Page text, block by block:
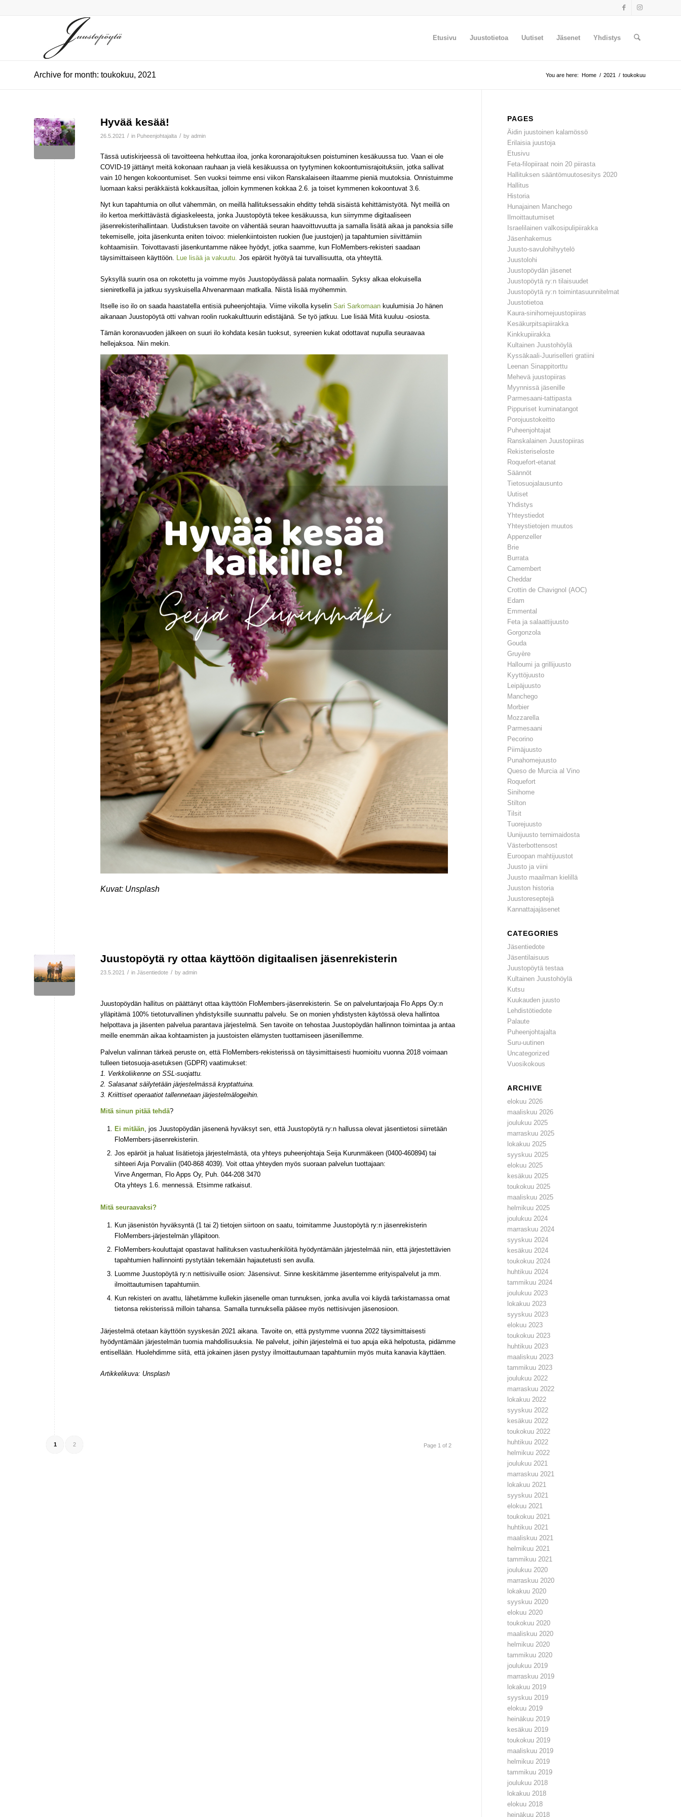
Etusivu Juustotietoa Uutiset Jäsenet Yhdistys
Archive for month: toukokuu, 2021 You are here: Home / 2021 / toukokuu
Hyvää kesää!
26.5.2021 / in Puheenjohtajalta / by admin
Tässä uutiskirjeessä oli tavoitteena hehkuttaa iloa, jonka koronarajoituksen poistuminen kesäkuussa tuo. Vaan ei ole
COVID-19 jättänyt meitä kokonaan rauhaan ja vielä kesäkuussa on tyytyminen kokoontumisrajoituksiin, jotka sallivat
vain 10 hengen kokoontumiset. Sen vuoksi teimme ensi viikon Ranskalaiseen iltaamme pieniä muutoksia. Onnistuimme
luomaan kaksi peräkkäistä kokkausiltaa, jolloin kymmenen kokkaa 2.6. ja toiset kymmenen kokoontuvat 3.6.
Nyt kun tapahtumia on ollut vähemmän, on meillä hallituksessakin ehditty tehdä sisäistä kehittämistyötä. Nyt meillä on
ilo kertoa merkittävästä digiaskeleesta, jonka Juustopöytä tekee kesäkuussa, kun siirrymme digitaaliseen
jäsenrekisterihallintaan. Uudistuksen tavoite on vähentää seuran haavoittuvuutta ja samalla lisätä aikaa ja panoksia sille
tekemiselle, joita jäsenkunta eniten toivoo: mielenkiintoisten ruokien (lue juustojen) ja tapahtumien siivittämiin
kohtaamisiin. Toivottavasti jäsenkuntamme näkee hyödyt, jotka saamme, kun FloMembers-rekisteri saadaan
täysimittaiseen käyttöön. Lue lisää ja vakuutu. Jos epäröit hyötyä tai turvallisuutta, ota yhteyttä.
Syksyllä suurin osa on rokotettu ja voimme myös Juustopöydässä palata normaaliin. Syksy alkaa elokuisella
sieniretkellä ja jatkuu syyskuisella Ahvenanmaan matkalla. Niistä lisää myöhemmin.
Itselle iso ilo on saada haastatella entisiä puheenjohtajia. Viime viikolla kyselin Sari Sarkomaan kuulumisia Jo hänen
aikanaan Juustopöytä otti vahvan roolin ruokakulttuurin edistäjänä. Se työ jatkuu. Lue lisää Mitä kuuluu -osiosta.
Tämän koronavuoden jälkeen on suuri ilo kohdata kesän tuoksut, syreenien kukat odottavat nupulla seuraavaa
hellejaksoa. Niin mekin.
Kuvat: Unsplash
Juustopöytä ry ottaa käyttöön digitaalisen jäsenrekisterin
23.5.2021 / in Jäsentiedote / by admin
Juustopöydän hallitus on päättänyt ottaa käyttöön FloMembers-jäsenrekisterin. Se on palveluntarjoaja Flo Apps Oy:n
ylläpitämä 100% tietoturvallinen yhdistyksille suunnattu palvelu. Se on monien yhdistysten käytössä oleva hallintoa
helpottava ja jäsenten palvelua parantava järjestelmä. Sen tavoite on tehostaa Juustopöydän hallinnon toimintaa ja antaa
meille enemmän aikaa kohtaamisten ja juustoisten elämysten tuottamiseen jäsenillemme.
Palvelun valinnan tärkeä peruste on, että FloMembers-rekisterissä on täysimittaisesti huomioitu vuonna 2018 voimaan
tulleen tietosuoja-asetuksen (GDPR) vaatimukset:
1. Verkkoliikenne on SSL-suojattu.
2. Salasanat säilytetään järjestelmässä kryptattuina.
3. Kriittiset operaatiot tallennetaan järjestelmälogeihin.
Mitä sinun pitää tehdä?
Ei mitään , jos Juustopöydän jäsenenä hyväksyt sen, että Juustopöytä ry:n hallussa olevat jäsentietosi siirretään
FloMembers-jäsenrekisteriin.
Jos epäröit ja haluat lisätietoja järjestelmästä, ota yhteys puheenjohtaja Seija Kurunmäkeen (0400-460894) tai
sihteeri Arja Porvaliin (040-868 4039). Voit ottaa yhteyden myös suoraan palvelun tuottajaan:
Virve Angerman, Flo Apps Oy, Puh. 044-208 3470
Ota yhteys 1.6. mennessä. Etsimme ratkaisut.
Mitä seuraavaksi?
Kun jäsenistön hyväksyntä (1 tai 2) tietojen siirtoon on saatu, toimitamme Juustopöytä ry:n jäsenrekisterin
FloMembers-järjestelmän ylläpitoon.
FloMembers-kouluttajat opastavat hallituksen vastuuhenkilöitä hyödyntämään järjestelmää niin, että järjestettävien
tapahtumien hallinnointi pystytään tekemään hajautetusti sen avulla.
Luomme Juustopöytä ry:n nettisivuille osion: Jäsensivut. Sinne keskitämme jäsentemme erityispalvelut ja mm.
ilmoittautumisen tapahtumiin.
Kun rekisteri on avattu, lähetämme kullekin jäsenelle oman tunnuksen, jonka avulla voi käydä tarkistamassa omat
tietonsa rekisterissä milloin tahansa. Samalla tunnuksella pääsee myös nettisivujen jäsenosioon.
Järjestelmä otetaan käyttöön syyskesän 2021 aikana. Tavoite on, että pystymme vuonna 2022 täysimittaisesti
hyödyntämään järjestelmän tuomia mahdollisuuksia. Ne palvelut, joihin järjestelmä ei tuo apuja eikä helpotusta, pidämme
entisellään. Huolehdimme siitä, että jokainen jäsen pystyy ilmoittautumaan tapahtumiin myös muita kanavia käyttäen.
Artikkelikuva: Unsplash
Page 1 of 2
1 2
PAGES
Äidin juustoinen kalamössö
Erilaisia juustoja
Etusivu
Feta-filopiiraat noin 20 piirasta
Hallituksen sääntömuutosesitys 2020
Hallitus
Historia
Hunajainen Manchego
Ilmoittautumiset
Israelilainen valkosipulipiirakka
Jäsenhakemus
Juusto-savulohihyytelö
Juustolohi
Juustopöydän jäsenet
Juustopöytä ry:n tilaisuudet
Juustopöytä ry:n toimintasuunnitelmat
Juustotietoa
Kaura-sinihomejuustopiiras
Kesäkurpitsapiirakka
Kinkkupiirakka
Kultainen Juustohöylä
Kyssäkaali-Juuriselleri gratiini
Leenan Sinappitorttu
Mehevä juustopiiras
Myynnissä jäsenille
Parmesaani-tattipasta
Pippuriset kuminatangot
Porojuustokeitto
Puheenjohtajat
Ranskalainen Juustopiiras
Rekisteriseloste
Roquefort-etanat
Säännöt
Tietosuojalausunto
Uutiset
Yhdistys
Yhteystiedot
Yhteystietojen muutos
Appenzeller
Brie
Burrata
Camembert
Cheddar
Crottin de Chavignol (AOC)
Edam
Emmental
Feta ja salaattijuusto
Gorgonzola
Gouda
Gruyère
Halloumi ja grillijuusto
Kyyttöjuusto
Leipäjuusto
Manchego
Morbier
Mozzarella
Parmesaani
Pecorino
Piimäjuusto
Punahomejuusto
Queso de Murcia al Vino
Roquefort
Sinihome
Stilton
Tilsit
Tuorejuusto
Uunijuusto ternimaidosta
Västerbottensost
Euroopan mahtijuustot
Juusto ja viini
Juusto maailman kielillä
Juuston historia
Juustoreseptejä
Kannattajajäsenet
CATEGORIES
Jäsentiedote
Jäsentilaisuus
Juustopöytä testaa
Kultainen Juustohöylä
Kutsu
Kuukauden juusto
Lehdistötiedote
Palaute
Puheenjohtajalta
Suru-uutinen
Uncategorized
Vuosikokous
ARCHIVE
elokuu 2026
maaliskuu 2026
joulukuu 2025
marraskuu 2025
lokakuu 2025
syyskuu 2025
elokuu 2025
kesäkuu 2025
toukokuu 2025
maaliskuu 2025
helmikuu 2025
joulukuu 2024
marraskuu 2024
syyskuu 2024
kesäkuu 2024
toukokuu 2024
huhtikuu 2024
tammikuu 2024
joulukuu 2023
lokakuu 2023
syyskuu 2023
elokuu 2023
toukokuu 2023
huhtikuu 2023
maaliskuu 2023
tammikuu 2023
joulukuu 2022
marraskuu 2022
lokakuu 2022
syyskuu 2022
kesäkuu 2022
toukokuu 2022
huhtikuu 2022
helmikuu 2022
joulukuu 2021
marraskuu 2021
lokakuu 2021
syyskuu 2021
elokuu 2021
toukokuu 2021
huhtikuu 2021
maaliskuu 2021
helmikuu 2021
tammikuu 2021
joulukuu 2020
marraskuu 2020
lokakuu 2020
syyskuu 2020
elokuu 2020
toukokuu 2020
maaliskuu 2020
helmikuu 2020
tammikuu 2020
joulukuu 2019
marraskuu 2019
lokakuu 2019
syyskuu 2019
elokuu 2019
heinäkuu 2019
kesäkuu 2019
toukokuu 2019
maaliskuu 2019
helmikuu 2019
tammikuu 2019
joulukuu 2018
lokakuu 2018
elokuu 2018
heinäkuu 2018